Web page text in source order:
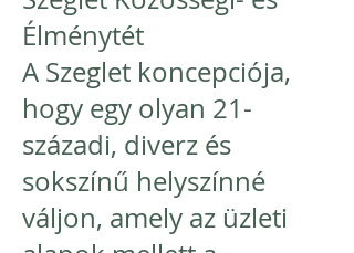
Élménytét
A Szeglet koncepciója,
hogy egy olyan 21-
századi, diverz és
sokszínű helyszínné
váljon, amely az üzleti